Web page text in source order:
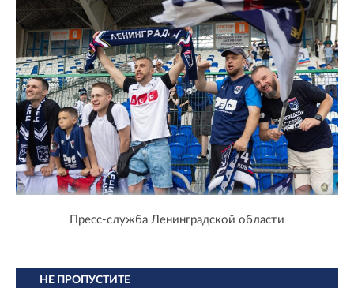
Пресс-служба Ленинградской области
НЕ ПРОПУСТИТЕ